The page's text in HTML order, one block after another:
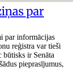
par
par informācijas
reģistra var tieši
būtisks ir Senāta
pieprasījumus,